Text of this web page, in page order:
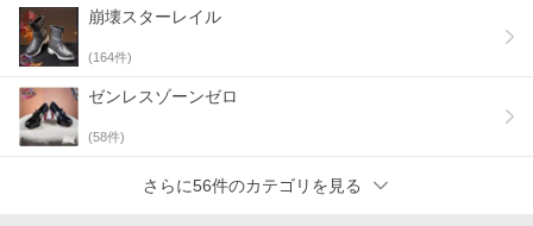
崩壊スターレイル
(164件)
ゼンレスゾーンゼロ
(58件)
さらに56件のカテゴリを見る